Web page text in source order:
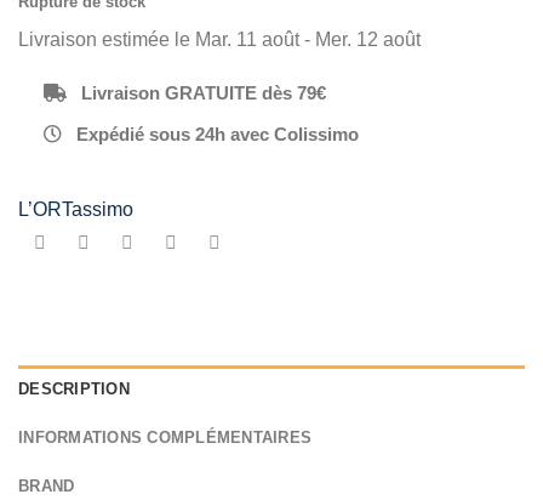
Livraison estimée le Mar. 11 août - Mer. 12 août
Livraison GRATUITE dès 79€
Expédié sous 24h avec Colissimo
L’ORTassimo
DESCRIPTION
INFORMATIONS COMPLÉMENTAIRES
BRAND